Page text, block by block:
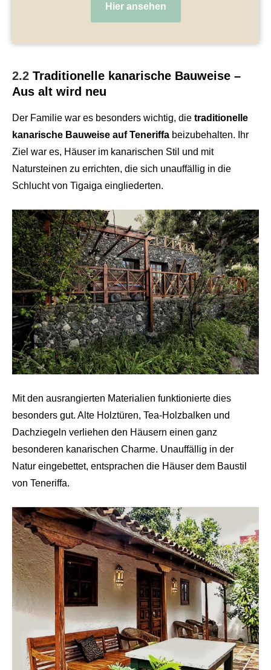
Hier ansehen
2.2 Traditionelle kanarische Bauweise –
Aus alt wird neu
Der Familie war es besonders wichtig, die traditionelle
kanarische Bauweise auf Teneriffa beizubehalten. Ihr
Ziel war es, Häuser im kanarischen Stil und mit
Natursteinen zu errichten, die sich unauffällig in die
Schlucht von Tigaiga eingliederten.
Mit den ausrangierten Materialien funktionierte dies
besonders gut. Alte Holztüren, Tea-Holzbalken und
Dachziegeln verliehen den Häusern einen ganz
besonderen kanarischen Charme. Unauffällig in der
Natur eingebettet, entsprachen die Häuser dem Baustil
von Teneriffa.